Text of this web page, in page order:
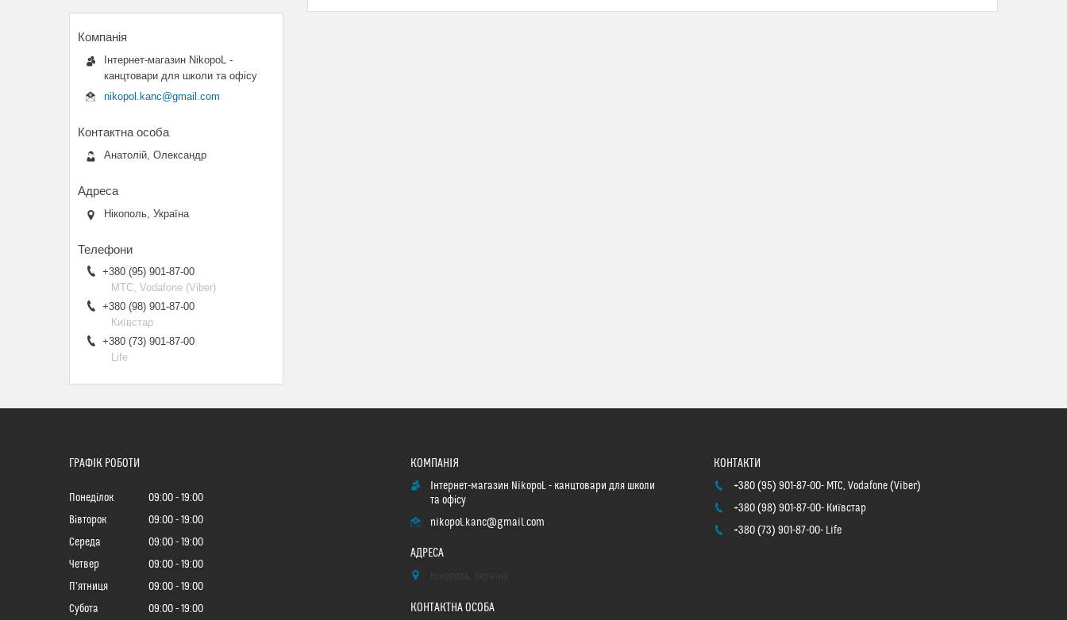
Інтернет-магазин NikopoL -
канцтовари для школи та офісу
nikopol.kanc@gmail.com
Анатолій, Олександр
Нікополь, Україна
+380 (95) 901-87-00
МТС, Vodafone (Viber)
+380 (98) 901-87-00
Київстар
+380 (73) 901-87-00
Life
ГРАФІК РОБОТИ
Понеділок 09:00
19:00
Вівторок
09:00
19:00
Середа
09:00
19:00
Четвер
09:00
19:00
Пʼятниця
09:00
19:00
Субота
09:00 19:00
Інтернет-магазин NikopoL - канцтовари для школи
та офісу
nikopol.kanc@gmail.com
+380 (95) 901-87-00 МТС, Vodafone (Viber)
+380 (98) 901-87-00 Київстар
+380 (73) 901-87-00 Life